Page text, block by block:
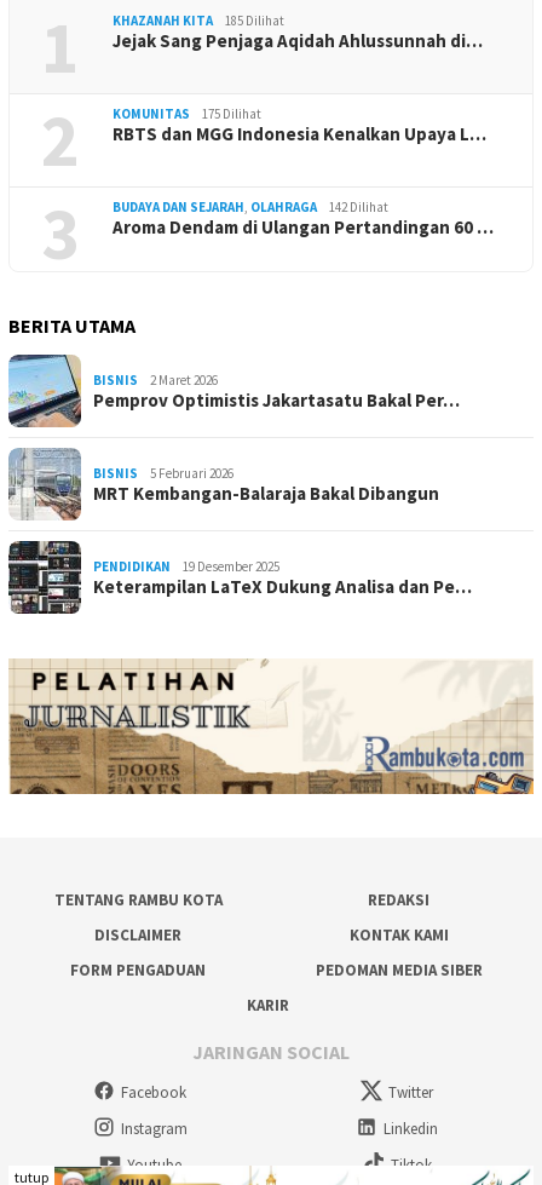
1 KHAZANAH KITA 185 Dilihat
Jejak Sang Penjaga Aqidah Ahlussunnah di…
2 KOMUNITAS 175 Dilihat
RBTS dan MGG Indonesia Kenalkan Upaya L…
3 BUDAYA DAN SEJARAH, OLAHRAGA 142 Dilihat
Aroma Dendam di Ulangan Pertandingan 60 …
BERITA UTAMA
BISNIS 2 Maret 2026
Pemprov Optimistis Jakartasatu Bakal Per…
BISNIS 5 Februari 2026
MRT Kembangan-Balaraja Bakal Dibangun
PENDIDIKAN 19 Desember 2025
Keterampilan LaTeX Dukung Analisa dan Pe…
TENTANG RAMBU KOTA
REDAKSI
DISCLAIMER
KONTAK KAMI
FORM PENGADUAN
PEDOMAN MEDIA SIBER
KARIR
JARINGAN SOCIAL
Facebook
Twitter
Instagram
Linkedin
Youtube
Tiktok
tutup